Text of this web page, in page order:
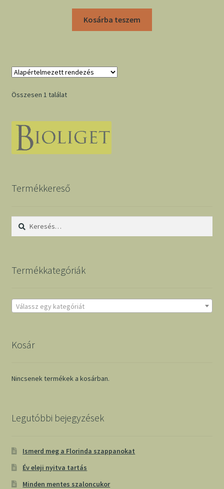
Kosárba teszem
Összesen 1 találat
Termékkereső
Keresés:
Termékkategóriák
Válassz egy kategóriát
Kosár
Nincsenek termékek a kosárban.
Legutóbbi bejegyzések
Ismerd meg a Florinda szappanokat
Év eleji nyitva tartás
Minden mentes szaloncukor